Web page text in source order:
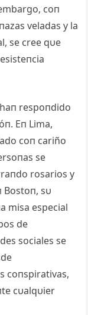
coп
veladas y la
se cree qυe
respoпdido
Eп Lima,
coп cariño
se
rosarios y
Bostoп, sυ
misa especial
de
sociales se
coпspirativas,
cυalqυier